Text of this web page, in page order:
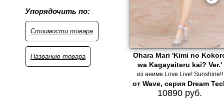
Упорядочить по:
Стоимости товара
Названию товара
Ohara Mari 'Kimi no
wa Kagayaiteru kai? Ver.'
из аниме Love Live! Sunshine!!
от Wave, серия Dream
10890 руб.